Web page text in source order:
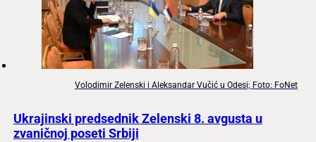
Volodimir Zelenski i Aleksandar Vučić u Odesi; Foto: FoNet
Ukrajinski predsednik Zelenski 8. avgusta u
zvaničnoj poseti Srbiji